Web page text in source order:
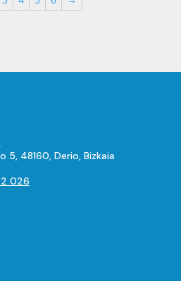
5, 48160, Derio, Bizkaia
026